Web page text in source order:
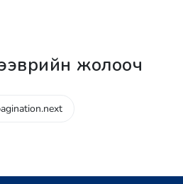
жолооч